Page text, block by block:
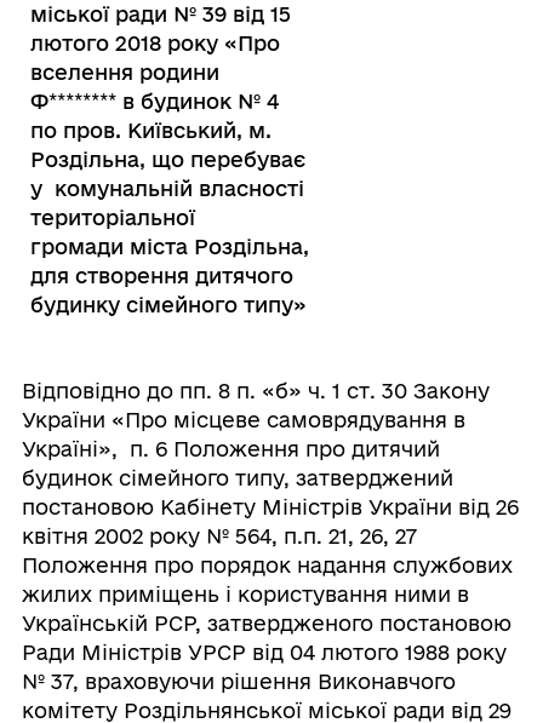
міської ради № 39 від 15
лютого 2018 року «Про
вселення родини
Ф********в будинок № 4
по пров. Київський, м.
Роздільна, що перебуває
у комунальній власності
територіальної
громади міста Роздільна,
для створення дитячого
будинку сімейного типу»
Відповідно до пп. 8 п. «б» ч. 1 ст. 30 Закону
України «Про місцеве самоврядування в
Україні», п. 6 Положення про дитячий
будинок сімейного типу, затверджений
постановою Кабінету Міністрів України від 26
квітня 2002 року № 564, п.п. 21, 26, 27
Положення про порядок надання службових
жилих приміщень і користування ними в
Українській РСР, затвердженого постановою
Ради Міністрів УРСР від 04 лютого 1988 року
№ 37, враховуючи рішення Виконавчого
комітету Роздільнянської міської ради від 29